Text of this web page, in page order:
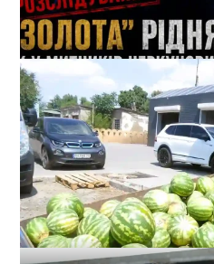
Кеш і Range Rover від
отримала родина 1-го зама
21-07-2026 в 11:08
ВИБІР РЕДАКЦІЇ